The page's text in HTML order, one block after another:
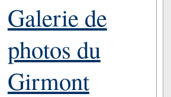
Galerie de
photos du
Girmont